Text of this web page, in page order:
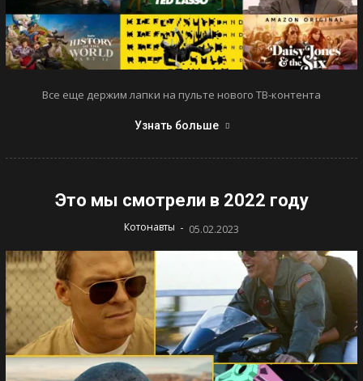
Все еще держим лапки на пульте нового ТВ-контента
Узнать больше
Это мы смотрели в 2022 году
Котонавты - 05.02.2023